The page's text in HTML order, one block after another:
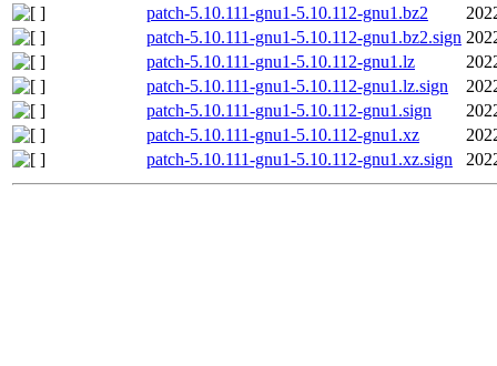
patch-5.10.111-gnu1-5.10.112-gnu1.bz2
patch-5.10.111-gnu1-5.10.112-gnu1.bz2.sign
patch-5.10.111-gnu1-5.10.112-gnu1.lz
patch-5.10.111-gnu1-5.10.112-gnu1.lz.sign
patch-5.10.111-gnu1-5.10.112-gnu1.sign
patch-5.10.111-gnu1-5.10.112-gnu1.xz
patch-5.10.111-gnu1-5.10.112-gnu1.xz.sign